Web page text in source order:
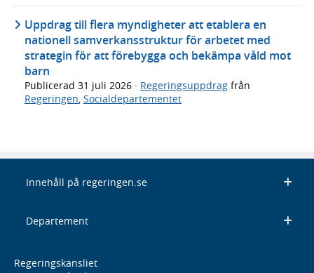
Uppdrag till flera myndigheter att etablera en
nationell samverkansstruktur för arbetet med
strategin för att förebygga och bekämpa våld mot
barn
Publicerad 31 juli 2026 · Regeringsuppdrag från
Regeringen, Socialdepartementet
Innehåll på regeringen.se
Departement
Regeringskansliet